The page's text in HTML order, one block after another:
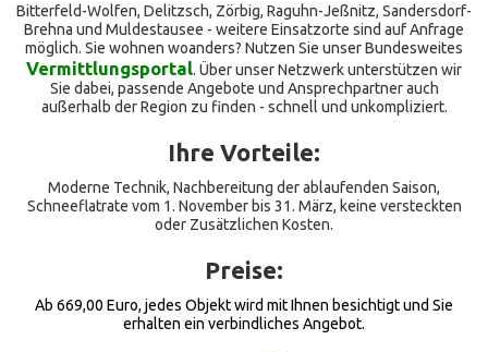
Bitterfeld-Wolfen, Delitzsch, Zörbig, Raguhn-Jeßnitz, Sandersdorf-
Brehna und Muldestausee - weitere Einsatzorte sind auf Anfrage
möglich. Sie wohnen woanders? Nutzen Sie unser Bundesweites
Vermittlungsportal. Über unser Netzwerk unterstützen wir
Sie dabei, passende Angebote und Ansprechpartner auch
außerhalb der Region zu finden - schnell und unkompliziert.
Ihre Vorteile:
Moderne Technik, Nachbereitung der ablaufenden Saison,
Schneeflatrate vom 1. November bis 31. März, keine versteckten
oder Zusätzlichen Kosten.
Preise:
Ab 669,00 Euro, jedes Objekt wird mit Ihnen besichtigt und Sie
erhalten ein verbindliches Angebot.